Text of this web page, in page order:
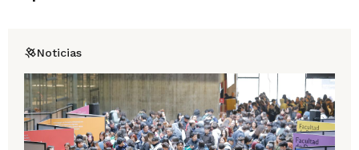
Noticias